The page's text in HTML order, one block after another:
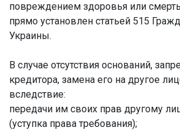
повреждением здоровья или
прямо установлен статьей 515
Украины.
В случае отсутствия оснований,
кредитора, замена его на другое
вследствие:
передачи им своих прав другому
(уступка права требования);